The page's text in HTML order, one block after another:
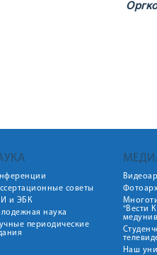
советы
и ЭБК
наука
периодические
"Вести
Наш